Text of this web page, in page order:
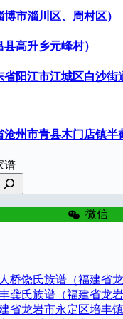
市淄川区、周村区）
高升乡元峰村）
阳江市江城区白沙街
州市青县木门店镇半
谱
微信
桥饶氏族谱（福建省
龚氏族谱（福建省龙
省龙岩市永定区培丰